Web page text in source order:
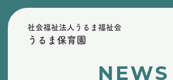
社会福祉法人うるま福祉会
うるま保育園
NEWS